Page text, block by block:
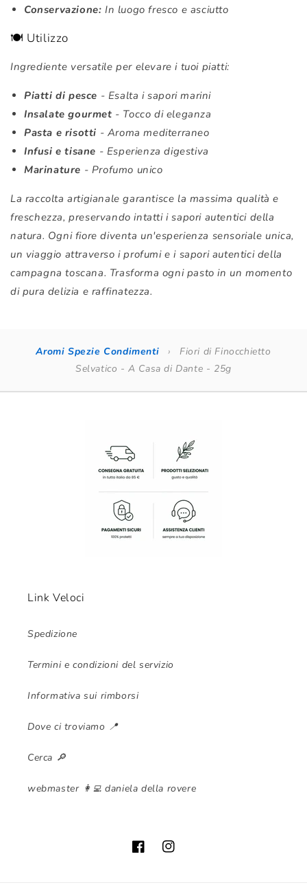
Conservazione: In luogo fresco e asciutto
🍽️ Utilizzo
Ingrediente versatile per elevare i tuoi piatti:
Piatti di pesce - Esalta i sapori marini
Insalate gourmet - Tocco di eleganza
Pasta e risotti - Aroma mediterraneo
Infusi e tisane - Esperienza digestiva
Marinature - Profumo unico
La raccolta artigianale garantisce la massima qualità e
freschezza, preservando intatti i sapori autentici della
natura. Ogni fiore diventa un'esperienza sensoriale unica,
un viaggio attraverso i profumi e i sapori autentici della
campagna toscana. Trasforma ogni pasto in un momento
di pura delizia e raffinatezza.
Aromi Spezie Condimenti ›
Fiori di Finocchietto
Selvatico - A Casa di Dante - 25g
Link Veloci
Spedizione
Termini e condizioni del servizio
Informativa sui rimborsi
Dove ci troviamo 📍
Cerca 🔎
webmaster 👩‍💻 daniela della rovere
FacebookInstagram